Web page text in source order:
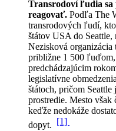
Transrodoví ľudia sa
reagovať. Podľa The
transrodových ľudí,
štátov USA do
Nezisková organizácia
približne 1 500
predchádzajúcim
legislatívne
štátoch, pričom
prostredie. Mesto však
keďže nedokáže
dopyt. [1]